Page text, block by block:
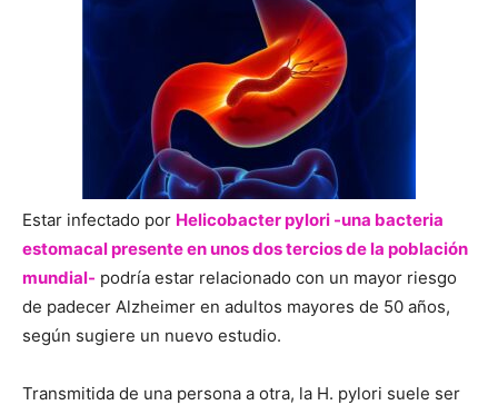
Estar infectado por Helicobacter pylori -una bacteria
estomacal presente en unos dos tercios de la población
mundial- podría estar relacionado con un mayor riesgo
de padecer Alzheimer en adultos mayores de 50 años,
según sugiere un nuevo estudio.
Transmitida de una persona a otra, la H. pylori suele ser